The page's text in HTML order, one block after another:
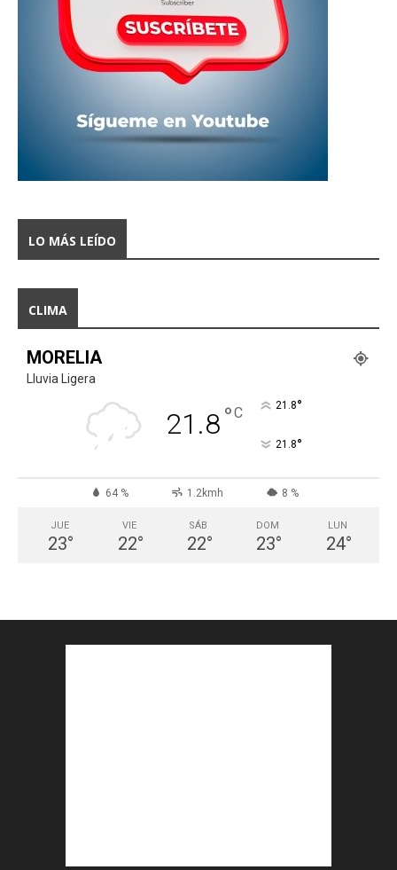
LO MÁS LEÍDO
CLIMA
MORELIA
Lluvia Ligera
21.8°C 21.8°
21.8°
64 % 1.2kmh 8 %
JUE
23°
VIE
22°
SÁB
22°
DOM
23°
LUN
24°